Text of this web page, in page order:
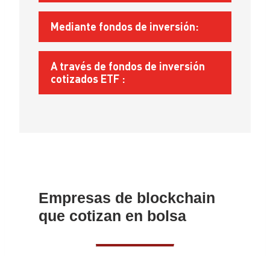
Mediante fondos de inversión:
A través de fondos de inversión
cotizados ETF :
Empresas de blockchain
que cotizan en bolsa